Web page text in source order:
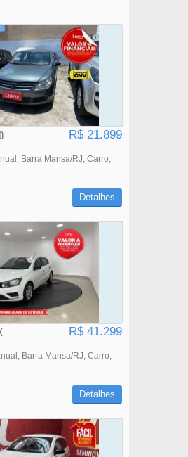
R$ 21.899
Barra Mansa/RJ Carro
Detalhes
R$ 41.299
Barra Mansa/RJ Carro
Detalhes